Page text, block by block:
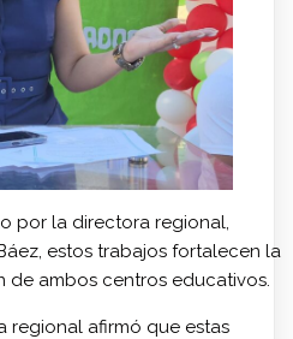
por la directora regional,
estos trabajos fortalecen la
ambos centros educativos.
regional afirmó que estas